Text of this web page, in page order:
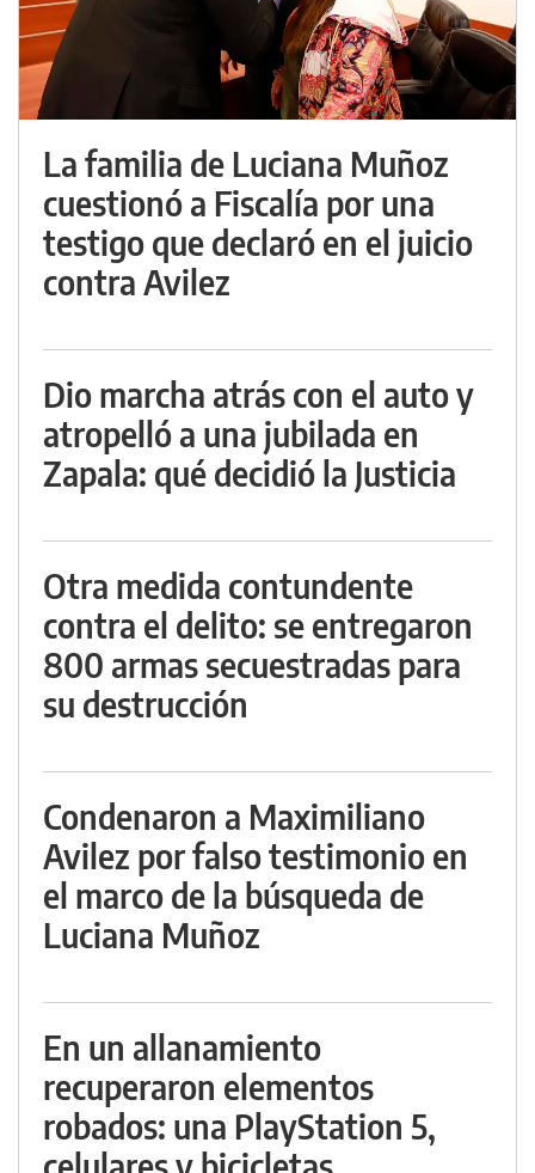
La familia de Luciana Muñoz
cuestionó a Fiscalía por una
testigo que declaró en el juicio
contra Avilez
Dio marcha atrás con el auto y
atropelló a una jubilada en
Zapala: qué decidió la Justicia
Otra medida contundente
contra el delito: se entregaron
800 armas secuestradas para
su destrucción
Condenaron a Maximiliano
Avilez por falso testimonio en
el marco de la búsqueda de
Luciana Muñoz
En un allanamiento
recuperaron elementos
robados: una PlayStation 5,